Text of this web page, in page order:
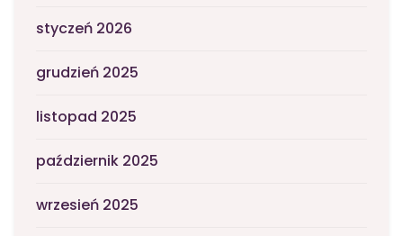
styczeń 2026
grudzień 2025
listopad 2025
październik 2025
wrzesień 2025